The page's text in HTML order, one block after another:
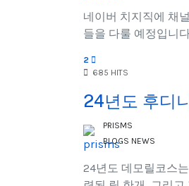
네이버 치지직에 채
들을 다룰 예정입니
2
685 HITS
24년도 후디
PRISMS
BLOGS NEWS
24년도 데모릴코스